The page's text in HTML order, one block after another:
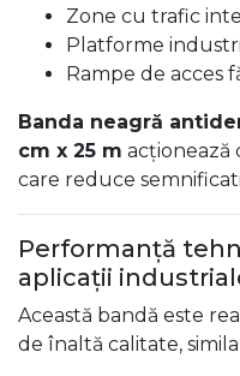
Zone cu trafic
Platforme
Rampe de acces
Banda neagră
cm x 25 m acționează
care reduce
Performanță
aplicații
Această bandă este
de înaltă calitate,